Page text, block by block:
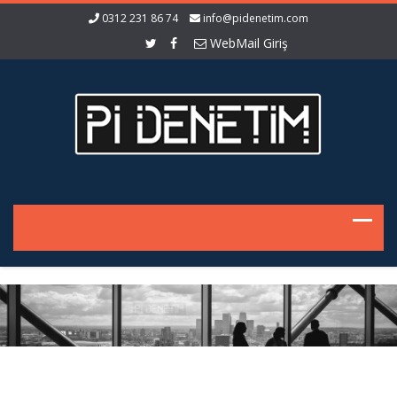
0312 231 86 74 info@pidenetim.com
WebMail Giriş